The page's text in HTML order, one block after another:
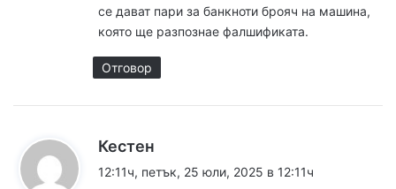
се дават пари за банкноти брояч на машина,
която ще разпознае фалшификата.
Отговор
Кестен
12:11ч, петък, 25 юли, 2025 в 12:11ч